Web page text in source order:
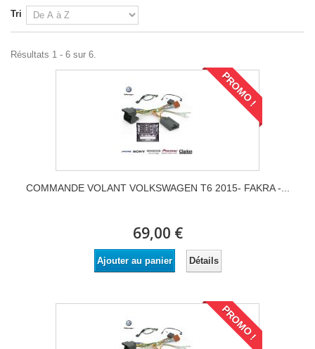
Tri
Résultats 1 - 6 sur 6.
PROMO !
COMMANDE VOLANT VOLKSWAGEN T6 2015- FAKRA -...
69,00 €
Ajouter au panier Détails
PROMO !